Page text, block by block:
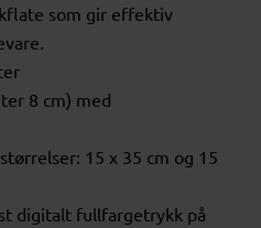
som gir effektiv
8 cm) med
15 x 35 cm og 15
digitalt fullfargetrykk på